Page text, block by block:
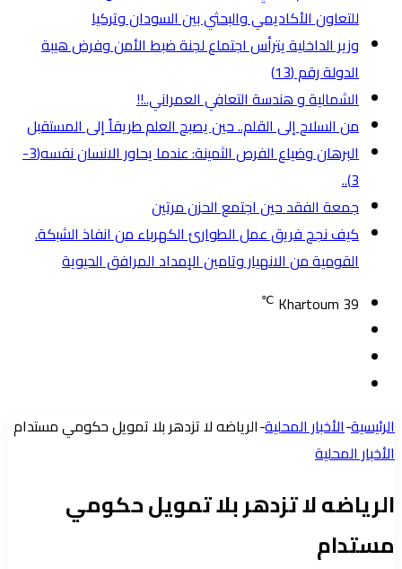
للتعاون الأكاديمي والبحثي بين السودان وتركيا
وزير الداخلية يترأس اجتماع لجنة ضبط الأمن وفرض هيبة
الدولة رقم (13)
الشمالية و هندسة التعافي العمراني..!!
من السلاح إلى القلم.. حين يصبح العلم طريقاً إلى المستقبل
البرهان وضياع الفرص الثمينة: عندما يحاور الانسان نفسه(3-
3)..
جمعة الفقد حين اجتمع الحزن مرتين
كيف نجح فريق عمل الطوارئ الكهرباء من انفاذ الشبكة.
القومية من الانهيار وتامين الإمداد المرافق الحيوية
Khartoum 39
℃
جانبيالرئيسية-الأخبار المحلية-الرياضه لا تزدهر بلا تمويل حكومي مستدام
الأخبار المحلية
الرياضه لا تزدهر بلا تمويل حكومي
مستدام